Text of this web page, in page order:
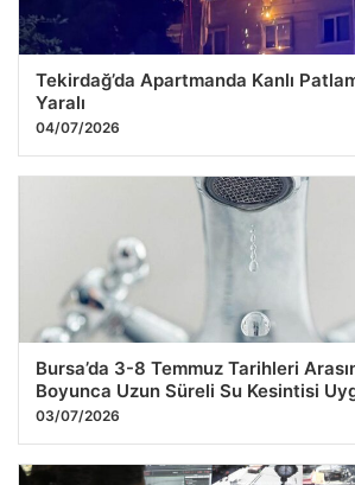
Tekirdağ’da Apartmanda Kanlı
Yaralı
04/07/2026
Bursa’da 3-8 Temmuz Tarihleri
Boyunca Uzun Süreli Su Kesintisi
03/07/2026